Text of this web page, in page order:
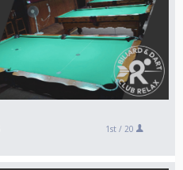
1st / 20